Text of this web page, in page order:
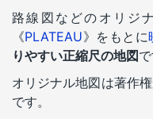
路線図などのオリジ
《PLATEAU》をもとに
りやすい正縮尺の地図で
オリジナル地図は著作
です。